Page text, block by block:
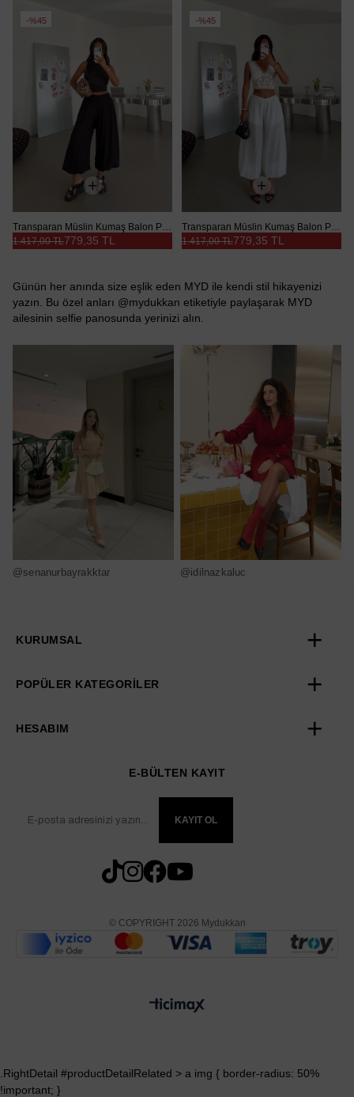
%45
Transparan Müslin Kumaş Balon Pantolon - Siyah
779,35 TL
1.417,00 TL
%45
Transparan Müslin Kumaş Balon Pantolon - Beyaz
779,35 TL
1.417,00 TL
Günün her anında size eşlik eden MYD ile kendi stil hikayenizi
yazın. Bu özel anları @mydukkan etiketiyle paylaşarak MYD
ailesinin selfie panosunda yerinizi alın.
@senanurbayrakktar @idilnazkaluc
KURUMSAL
POPÜLER KATEGORİLER
HESABIM
E-BÜLTEN KAYIT
KAYIT OL
© COPYRIGHT 2026 Mydukkan
.RightDetail #productDetailRelated > a img { border-radius: 50%
!important; }